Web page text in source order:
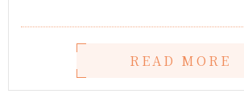
READ MORE